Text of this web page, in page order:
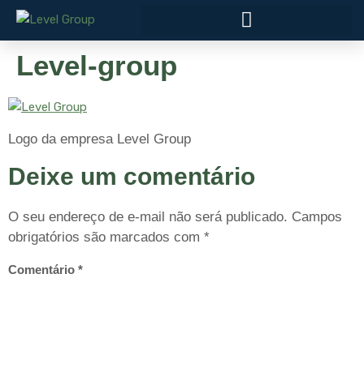
Level-group
Logo da empresa Level Group
Deixe um comentário
O seu endereço de e-mail não será publicado. Campos
obrigatórios são marcados com *
Comentário *